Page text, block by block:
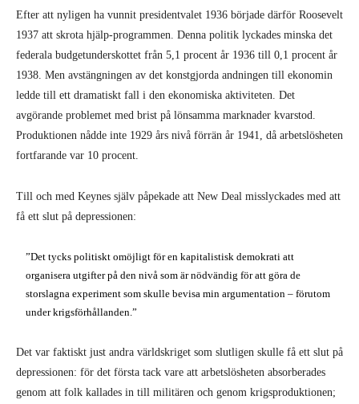
Efter att nyligen ha vunnit presidentvalet 1936 började därför Roosevelt
1937 att skrota hjälp-programmen. Denna politik lyckades minska det
federala budgetunderskottet från 5,1 procent år 1936 till 0,1 procent år
1938. Men avstängningen av det konstgjorda andningen till ekonomin
ledde till ett dramatiskt fall i den ekonomiska aktiviteten. Det
avgörande problemet med brist på lönsamma marknader kvarstod.
Produktionen nådde inte 1929 års nivå förrän år 1941, då arbetslösheten
fortfarande var 10 procent.
Till och med Keynes själv påpekade att New Deal misslyckades med att
få ett slut på depressionen:
”Det tycks politiskt omöjligt för en kapitalistisk demokrati att
organisera utgifter på den nivå som är nödvändig för att göra de
storslagna experiment som skulle bevisa min argumentation – förutom
under krigsförhållanden.”
Det var faktiskt just andra världskriget som slutligen skulle få ett slut på
depressionen: för det första tack vare att arbetslösheten absorberades
genom att folk kallades in till militären och genom krigsproduktionen;